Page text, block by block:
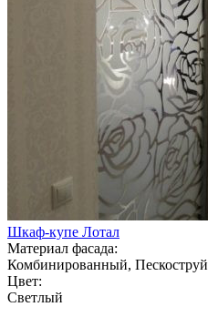
Шкаф-купе Лотал
Материал фасада:
Комбинированный, Пескоструй
Цвет:
Светлый